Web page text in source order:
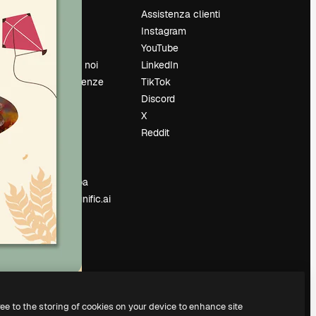
Prezzi
Chi siamo
Recensioni
Lavora con noi
Cerca tendenze
contenuti
Sala stampa
Cerchi magnific.ai
Assistenza clienti
Instagram
YouTube
LinkedIn
TikTok
Discord
X
Reddit
to the storing of cookies on your device to enhance site